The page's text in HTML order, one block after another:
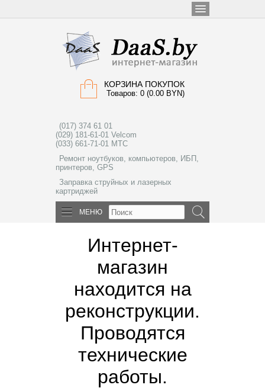
КОРЗИНА ПОКУПОК
Товаров: 0 (0.00 BYN)
(017) 374 61 01
(029) 181-61-01 Velcom
(033) 661-71-01 МТС
Ремонт ноутбуков, компьютеров, ИБП,
принтеров, GPS
Заправка струйных и лазерных
картриджей
МЕНЮ
Интернет-
магазин
находится на
реконструкции.
Проводятся
технические
работы.